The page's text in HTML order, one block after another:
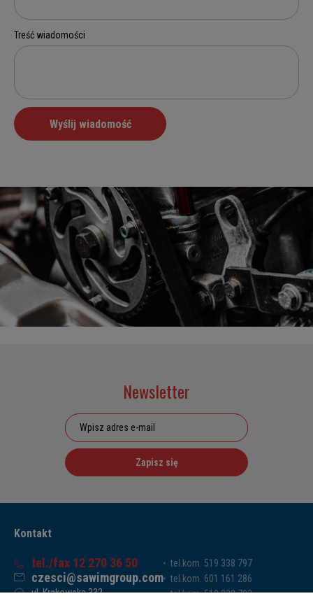
Newsletter
Zapisz się
Kontakt
tel./fax 12 270 36 50
czesci@sawimgroup.com
ul. Krakowska 332,
tel.kom. 519 338 797
tel.kom. 601 161 286
tel.kom. 519 338 793